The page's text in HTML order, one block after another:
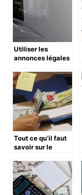
Utiliser les
annonces légales
essentiels
Tout ce qu’il faut
savoir sur le